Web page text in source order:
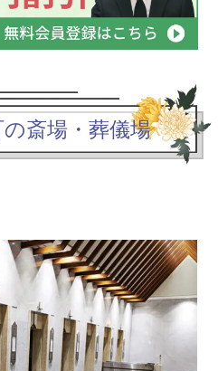
斎場・葬儀場